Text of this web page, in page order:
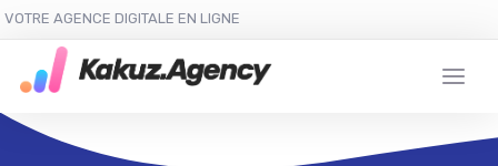
VOTRE AGENCE DIGITALE EN LIGNE